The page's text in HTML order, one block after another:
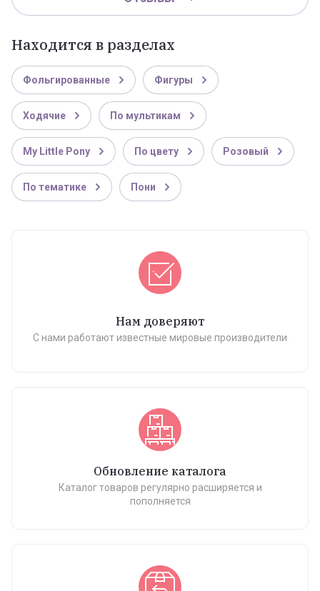
Находится в разделах
Фольгированные Фигуры
Ходячие По мультикам
My Little Pony По цвету Розовый
По тематике Пони
Нам доверяют
С нами работают известные мировые производители
Обновление каталога
Каталог товаров регулярно расширяется и
пополняется